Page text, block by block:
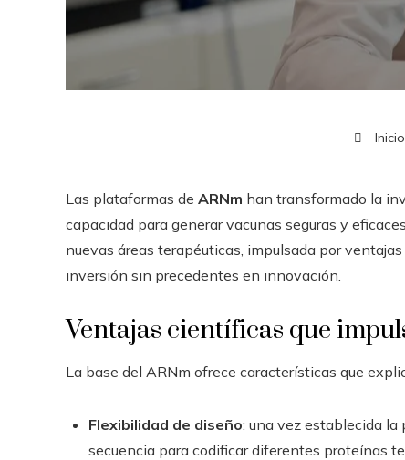
Inicio
Las plataformas de ARNm han transformado la
capacidad para generar vacunas seguras y
nuevas áreas terapéuticas, impulsada por
inversión sin precedentes en innovación.
Ventajas científicas que
La base del ARNm ofrece características que
Flexibilidad de diseño: una vez establecida
secuencia para codificar diferentes proteínas